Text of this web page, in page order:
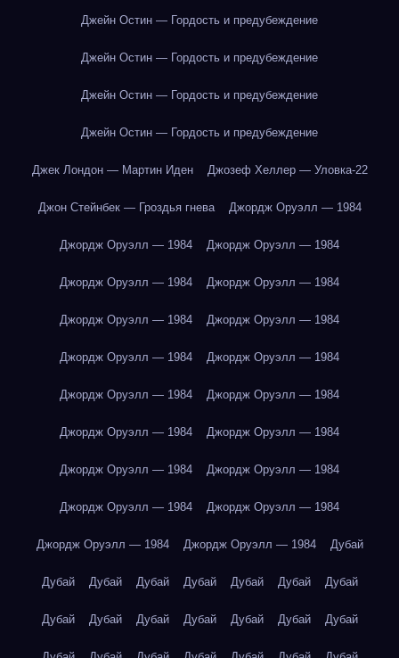
Джейн Остин — Гордость и предубеждение
Джейн Остин — Гордость и предубеждение
Джейн Остин — Гордость и предубеждение
Джейн Остин — Гордость и предубеждение
Джек Лондон — Мартин Иден Джозеф Хеллер — Уловка-22
Джон Стейнбек — Гроздья гнева Джордж Оруэлл — 1984
Джордж Оруэлл — 1984 Джордж Оруэлл — 1984
Джордж Оруэлл — 1984 Джордж Оруэлл — 1984
Джордж Оруэлл — 1984 Джордж Оруэлл — 1984
Джордж Оруэлл — 1984 Джордж Оруэлл — 1984
Джордж Оруэлл — 1984 Джордж Оруэлл — 1984
Джордж Оруэлл — 1984 Джордж Оруэлл — 1984
Джордж Оруэлл — 1984 Джордж Оруэлл — 1984
Джордж Оруэлл — 1984 Джордж Оруэлл — 1984
Джордж Оруэлл — 1984 Джордж Оруэлл — 1984 Дубай
Дубай Дубай Дубай Дубай Дубай Дубай Дубай
Дубай Дубай Дубай Дубай Дубай Дубай Дубай